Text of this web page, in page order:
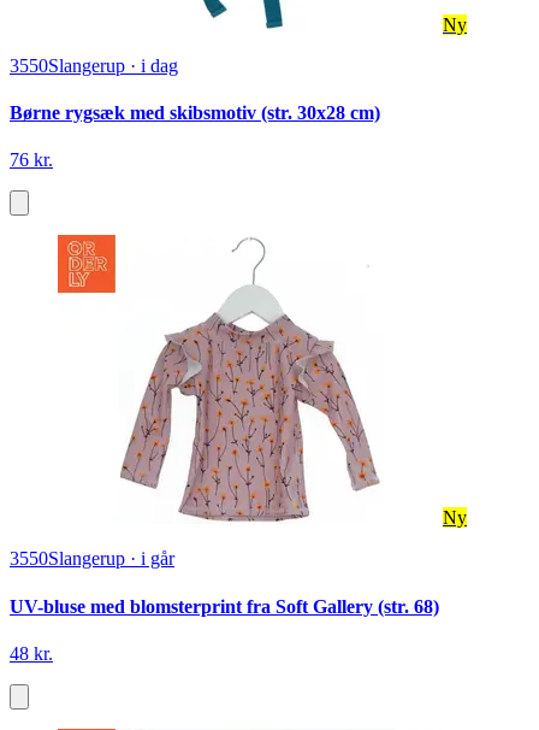
Ny
3550Slangerup · i dag
Børne rygsæk med skibsmotiv (str. 30x28 cm)
76 kr.
Ny
3550Slangerup · i går
UV-bluse med blomsterprint fra Soft Gallery (str. 68)
48 kr.